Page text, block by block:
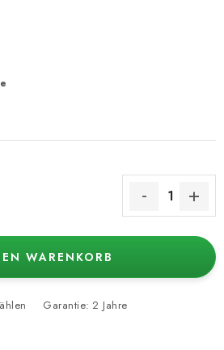
WARENKORB
Garantie: 2 Jahre